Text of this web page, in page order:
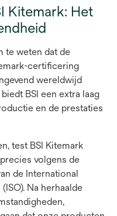
Kitemark: Het
te weten dat de
certificering
wereldwijd
BSI een extra laag
en de prestaties
test BSI Kitemark
volgens de
de International
Na herhaalde